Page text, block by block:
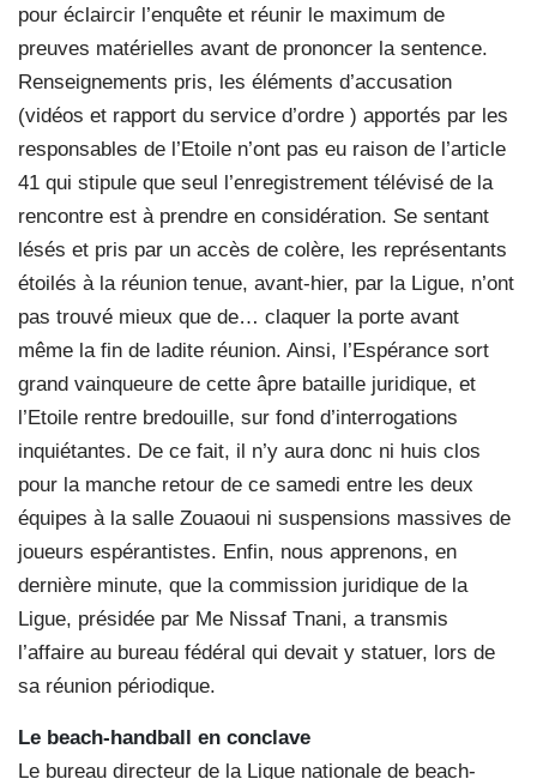
pour éclaircir l’enquête et réunir le maximum de
preuves matérielles avant de prononcer la sentence.
Renseignements pris, les éléments d’accusation
(vidéos et rapport du service d’ordre ) apportés par les
responsables de l’Etoile n’ont pas eu raison de l’article
41 qui stipule que seul l’enregistrement télévisé de la
rencontre est à prendre en considération. Se sentant
lésés et pris par un accès de colère, les représentants
étoilés à la réunion tenue, avant-hier, par la Ligue, n’ont
pas trouvé mieux que de… claquer la porte avant
même la fin de ladite réunion. Ainsi, l’Espérance sort
grand vainqueure de cette âpre bataille juridique, et
l’Etoile rentre bredouille, sur fond d’interrogations
inquiétantes. De ce fait, il n’y aura donc ni huis clos
pour la manche retour de ce samedi entre les deux
équipes à la salle Zouaoui ni suspensions massives de
joueurs espérantistes. Enfin, nous apprenons, en
dernière minute, que la commission juridique de la
Ligue, présidée par Me Nissaf Tnani, a transmis
l’affaire au bureau fédéral qui devait y statuer, lors de
sa réunion périodique.
Le beach-handball en conclave
Le bureau directeur de la Ligue nationale de beach-